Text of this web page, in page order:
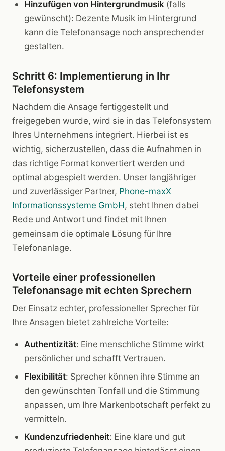
Hinzufügen von Hintergrundmusik (falls
gewünscht): Dezente Musik im Hintergrund
kann die Telefonansage noch ansprechender
gestalten.
Schritt 6: Implementierung in Ihr
Telefonsystem
Nachdem die Ansage fertiggestellt und
freigegeben wurde, wird sie in das Telefonsystem
Ihres Unternehmens integriert. Hierbei ist es
wichtig, sicherzustellen, dass die Aufnahmen in
das richtige Format konvertiert werden und
optimal abgespielt werden. Unser langjähriger
und zuverlässiger Partner, Phone-maxX
Informationssysteme GmbH, steht Ihnen dabei
Rede und Antwort und findet mit Ihnen
gemeinsam die optimale Lösung für Ihre
Telefonanlage.
Vorteile einer professionellen
Telefonansage mit echten Sprechern
Der Einsatz echter, professioneller Sprecher für
Ihre Ansagen bietet zahlreiche Vorteile:
Authentizität: Eine menschliche Stimme wirkt
persönlicher und schafft Vertrauen.
Flexibilität: Sprecher können ihre Stimme an
den gewünschten Tonfall und die Stimmung
anpassen, um Ihre Markenbotschaft perfekt zu
vermitteln.
Kundenzufriedenheit: Eine klare und gut